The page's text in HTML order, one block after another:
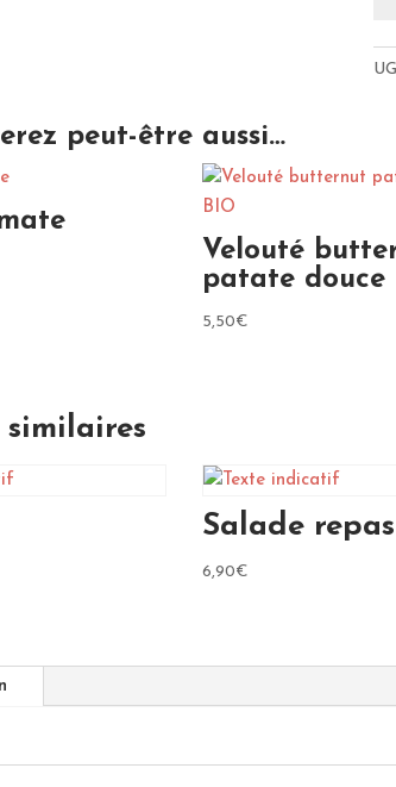
peut-être aussi…
Velouté
patate douce
5,50€
Salade repas
6,90€